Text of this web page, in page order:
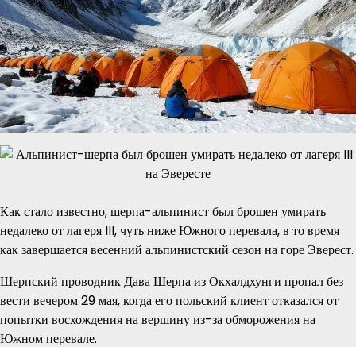
Как стало известно, шерпа-альпинист был брошен умирать
недалеко от лагеря III, чуть ниже Южного перевала, в то время
как завершается весенний альпинистский сезон на горе Эверест.
Шерпский проводник Дава Шерпа из Окхалдхунги пропал без
вести вечером 29 мая, когда его польский клиент отказался от
попытки восхождения на вершину из-за обморожения на
Южном перевале.